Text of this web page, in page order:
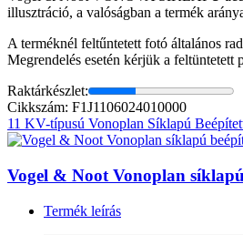
illusztráció, a valóságban a termék
A terméknél feltűntetett fotó általános
Megrendelés esetén kérjük a
Raktárkészlet:
Cikkszám: F1J1106024010000
11 KV-típusú Vonoplan Síklapú
Vogel & Noot Vonoplan
Termék leírás